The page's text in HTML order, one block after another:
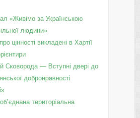
«Живімо за Українською
людини»
цінності викладені в Хартії
Сковорода — Вступні двері до
добронравності
територіальна